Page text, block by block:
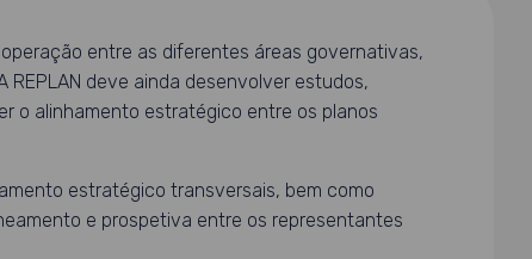
entre as diferentes áreas governativas,
deve ainda desenvolver estudos,
o alinhamento estratégico entre os planos
estratégico transversais, bem como
e prospetiva entre os representantes